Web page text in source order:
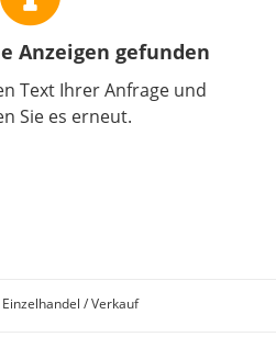
Anzeigen gefunden
Text Ihrer Anfrage und
Sie es erneut.
Einzelhandel / Verkauf